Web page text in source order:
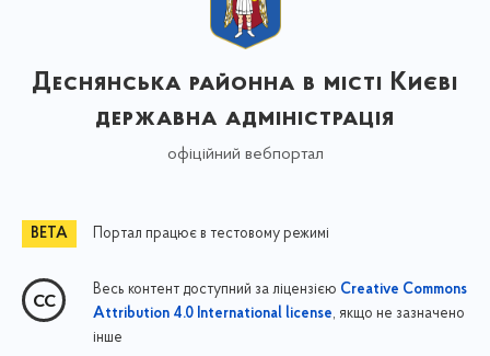
Деснянська районна в місті Києві
державна адміністрація
офіційний вебпортал
Портал працює в тестовому режимі
Весь контент доступний за ліцензією Creative Commons
Attribution 4.0 International license, якщо не зазначено
інше